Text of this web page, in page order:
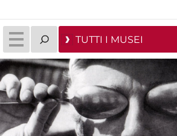
TUTTI I MUSEI